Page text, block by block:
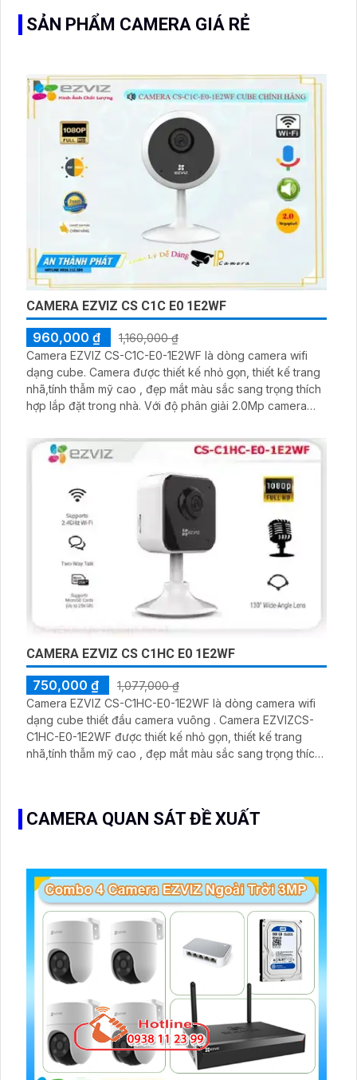
SẢN PHẨM CAMERA GIÁ RẺ
CAMERA EZVIZ CS C1C E0 1E2WF
960,000 ₫
1,160,000 ₫
Camera EZVIZ CS-C1C-E0-1E2WF là dòng camera wifi
dạng cube. Camera được thiết kế nhỏ gọn, thiết kế trang
nhã,tính thẫm mỹ cao , đẹp mắt màu sắc sang trọng thích
hợp lắp đặt trong nhà. Với độ phân giải 2.0Mp camera
bao quát được khu vực cần quan sát
CAMERA EZVIZ CS C1HC E0 1E2WF
750,000 ₫
1,077,000 ₫
Camera EZVIZ CS-C1HC-E0-1E2WF là dòng camera wifi
dạng cube thiết đầu camera vuông . Camera EZVIZCS-
C1HC-E0-1E2WF được thiết kế nhỏ gọn, thiết kế trang
nhã,tính thẫm mỹ cao , đẹp mắt màu sắc sang trọng thích
CAMERA QUAN SÁT ĐỀ XUẤT